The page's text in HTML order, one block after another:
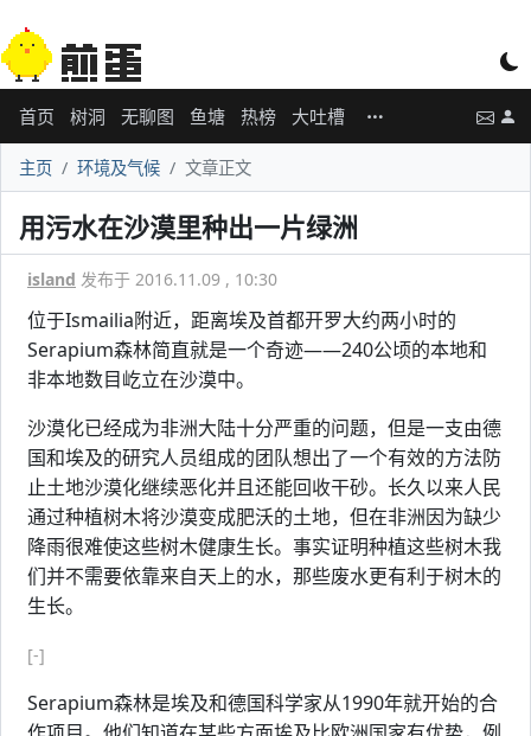
首页 树洞 无聊图 鱼塘 热榜 大吐槽
主页 环境及气候 文章正文
用污水在沙漠里种出一片绿洲
island 发布于 2016.11.09 , 10:30
位于Ismailia附近，距离埃及首都开罗大约两小时的
Serapium森林简直就是一个奇迹——240公顷的本地和
非本地数目屹立在沙漠中。
沙漠化已经成为非洲大陆十分严重的问题，但是一支由德
国和埃及的研究人员组成的团队想出了一个有效的方法防
止土地沙漠化继续恶化并且还能回收干砂。长久以来人民
通过种植树木将沙漠变成肥沃的土地，但在非洲因为缺少
降雨很难使这些树木健康生长。事实证明种植这些树木我
们并不需要依靠来自天上的水，那些废水更有利于树木的
生长。
[-]
Serapium森林是埃及和德国科学家从1990年就开始的合